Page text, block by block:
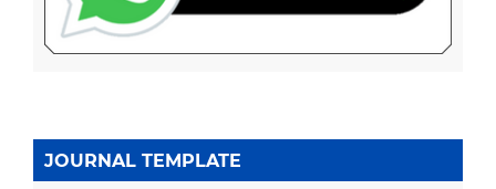
JOURNAL TEMPLATE